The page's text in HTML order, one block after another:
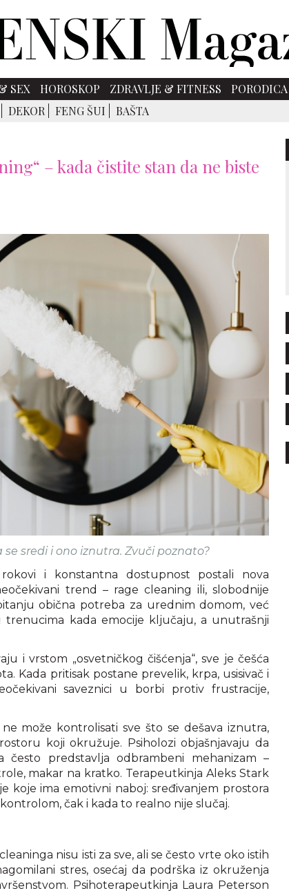
SEX HOROSKOP ZDRAVLJE & FITNESS PORODICA
DEKOR FENG ŠUI BAŠTA
– kada čistite stan da ne biste
sredi i ono iznutra. Zvuči poznato?
i konstantna dostupnost postali nova
trend – rage cleaning ili, slobodnije
obična potreba za urednim domom, već
trenucima kada emocije ključaju, a unutrašnji
i vrstom „osvetničkog čišćenja“, sve je češća
Kada pritisak postane prevelik, krpa, usisivač i
saveznici u borbi protiv frustracije,
može kontrolisati sve što se dešava iznutra,
koji okružuje. Psiholozi objašnjavaju da
često predstavlja odbrambeni mehanizam –
makar na kratko. Terapeutkinja Aleks Stark
koje ima emotivni naboj: sređivanjem prostora
čak i kada to realno nije slučaj.
nisu isti za sve, ali se često vrte oko istih
stres, osećaj da podrška iz okruženja
Psihoterapeutkinja Laura Peterson